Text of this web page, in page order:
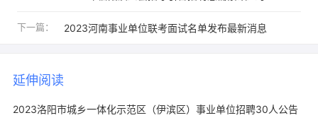
下一篇： 2023河南事业单位联考面试名单发布最新消息
延伸阅读
2023洛阳市城乡一体化示范区（伊滨区）事业单位招聘30人公告